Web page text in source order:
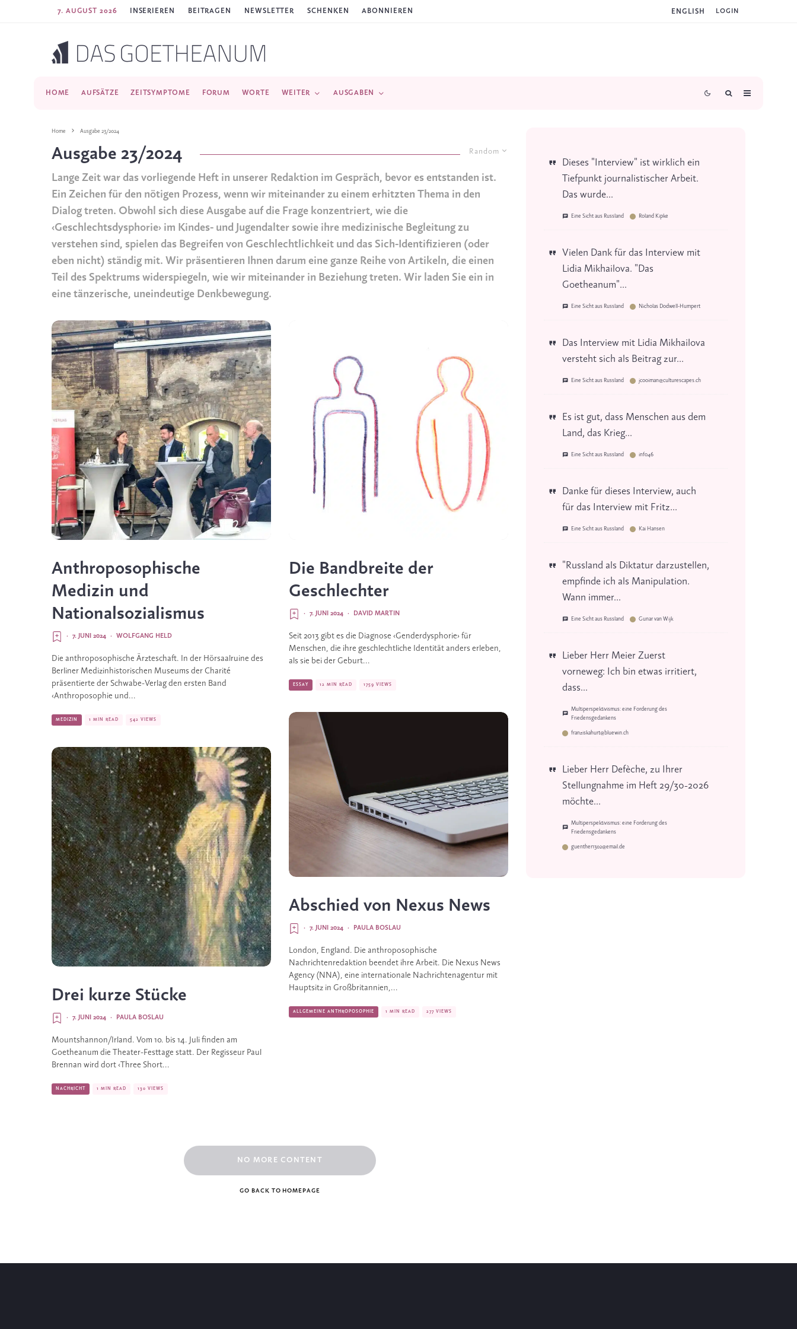
7. AUGUST 2026 INSERIEREN BEITRAGEN NEWSLETTER SCHENKEN ABONNIEREN ENGLISH LOGIN
HOME AUFSÄTZE ZEITSYMPTOME FORUM WORTE WEITER AUSGABEN
Home Ausgabe 23/2024
Random
Ausgabe 23/2024
Lange Zeit war das vorliegende Heft in unserer Redaktion im Gespräch, bevor es entstanden ist.
Ein Zeichen für den nötigen Prozess, wenn wir miteinander zu einem erhitzten Thema in den
Dialog treten. Obwohl sich diese Ausgabe auf die Frage konzentriert, wie die
‹Geschlechtsdysphorie› im Kindes- und Jugendalter sowie ihre medizinische Begleitung zu
verstehen sind, spielen das Begreifen von Geschlechtlichkeit und das Sich-Identifizieren (oder
eben nicht) ständig mit. Wir präsentieren Ihnen darum eine ganze Reihe von Artikeln, die einen
Teil des Spektrums widerspiegeln, wie wir miteinander in Beziehung treten. Wir laden Sie ein in
eine tänzerische, uneindeutige Denkbewegung.
Anthroposophische
Medizin und
Nationalsozialismus
WOLFGANG HELD
·
7. JUNI 2024
·
Die anthroposophische Ärzteschaft. In der Hörsaalruine des
Berliner Medizinhistorischen Museums der Charité
präsentierte der Schwabe-Verlag den ersten Band
‹Anthroposophie und...
MEDIZIN 1 MIN READ 542 VIEWS
Drei kurze Stücke
PAULA BOSLAU
·
7. JUNI 2024
·
Mountshannon/Irland. Vom 10. bis 14. Juli finden am
Goetheanum die Theater-Festtage statt. Der Regisseur Paul
Brennan wird dort ‹Three Short...
NACHRICHT 1 MIN READ 130 VIEWS
Die Bandbreite der
Geschlechter
DAVID MARTIN
·
7. JUNI 2024
·
Seit 2013 gibt es die Diagnose ‹Genderdysphorie› für
Menschen, die ihre geschlechtliche Identität anders erleben,
als sie bei der Geburt...
ESSAY 12 MIN READ 1759 VIEWS
Abschied von Nexus News
PAULA BOSLAU
·
7. JUNI 2024
·
London, England. Die anthroposophische
Nachrichtenredaktion beendet ihre Arbeit. Die Nexus News
Agency (NNA), eine internationale Nachrichtenagentur mit
Hauptsitz in Großbritannien,...
ALLGEMEINE ANTHROPOSOPHIE 1 MIN READ 277 VIEWS
NO MORE CONTENT
GO BACK TO HOMEPAGE
Dieses "Interview" ist wirklich ein
Tiefpunkt journalistischer Arbeit.
Das wurde...
Eine Sicht aus Russland Roland Kipke
Vielen Dank für das Interview mit
Lidia Mikhailova. "Das
Goetheanum"...
Eine Sicht aus Russland Nicholas Dodwell-Humpert
Das Interview mit Lidia Mikhailova
versteht sich als Beitrag zur...
Eine Sicht aus Russland jcooiman@culturescapes.ch
Es ist gut, dass Menschen aus dem
Land, das Krieg...
Eine Sicht aus Russland info46
Danke für dieses Interview, auch
für das Interview mit Fritz...
Eine Sicht aus Russland Kai Hansen
"Russland als Diktatur darzustellen,
empfinde ich als Manipulation.
Wann immer...
Eine Sicht aus Russland Gunar van Wijk
Lieber Herr Meier Zuerst
vorneweg: Ich bin etwas irritiert,
dass...
Multiperspektivismus: eine Forderung des
Friedensgedankens
franziskahurt@bluewin.ch
Lieber Herr Defèche, zu Ihrer
Stellungnahme im Heft 29/30-2026
möchte...
Multiperspektivismus: eine Forderung des
Friedensgedankens
guenther1302@email.de